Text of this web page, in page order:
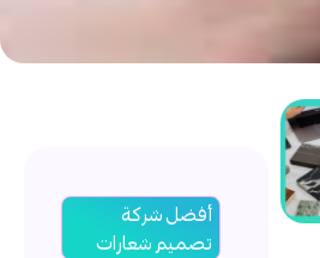
أفضل شركة
تصميم شعارات